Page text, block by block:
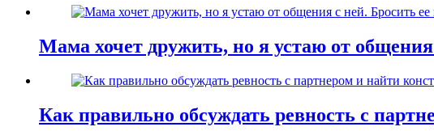
Мама хочет дружить, но я устаю от
Как правильно обсуждать ревность с